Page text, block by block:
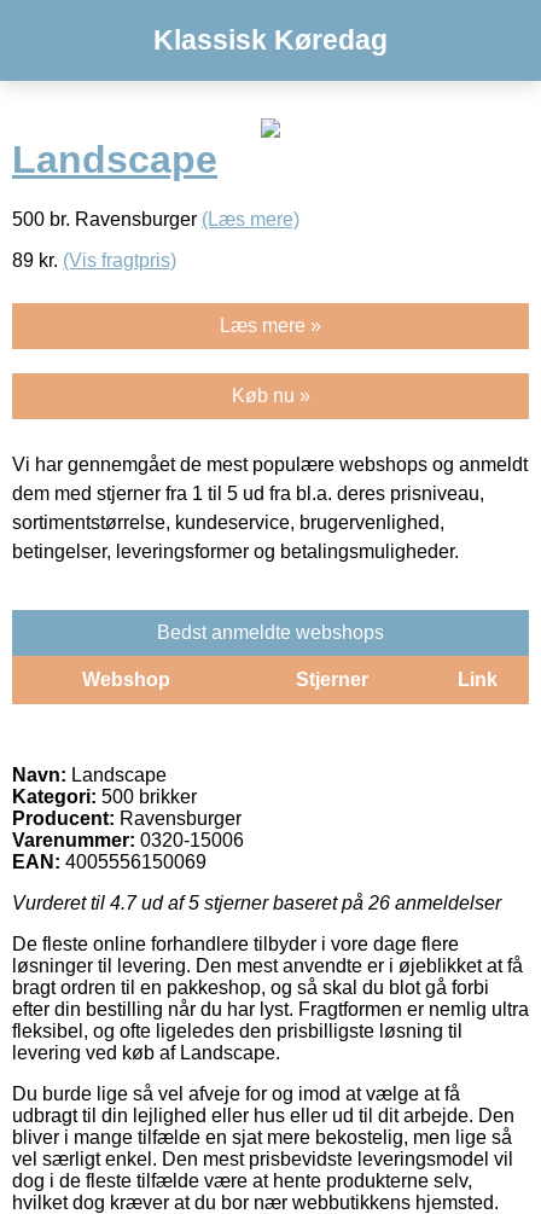
Klassisk Køredag
Landscape
500 br. Ravensburger (Læs mere)
89 kr. (Vis fragtpris)
Læs mere »
Køb nu »
Vi har gennemgået de mest populære webshops og anmeldt
dem med stjerner fra 1 til 5 ud fra bl.a. deres prisniveau,
sortimentstørrelse, kundeservice, brugervenlighed,
betingelser, leveringsformer og betalingsmuligheder.
Bedst anmeldte webshops
Webshop Stjerner Link
Navn: Landscape
Kategori: 500 brikker
Producent: Ravensburger
Varenummer: 0320-15006
EAN: 4005556150069
Vurderet til 4.7ud af 5 stjerner baseret på 26 anmeldelser
De fleste online forhandlere tilbyder i vore dage flere
løsninger til levering. Den mest anvendte er i øjeblikket at få
bragt ordren til en pakkeshop, og så skal du blot gå forbi
efter din bestilling når du har lyst. Fragtformen er nemlig ultra
fleksibel, og ofte ligeledes den prisbilligste løsning til
levering ved køb af Landscape.
Du burde lige så vel afveje for og imod at vælge at få
udbragt til din lejlighed eller hus eller ud til dit arbejde. Den
bliver i mange tilfælde en sjat mere bekostelig, men lige så
vel særligt enkel. Den mest prisbevidste leveringsmodel vil
dog i de fleste tilfælde være at hente produkterne selv,
hvilket dog kræver at du bor nær webbutikkens hjemsted.